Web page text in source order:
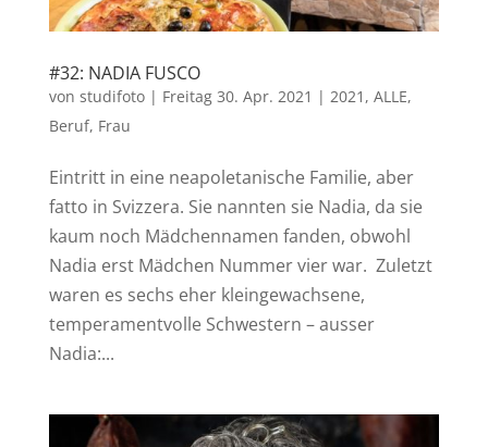
#32: NADIA FUSCO
von studifoto| Freitag 30. Apr. 2021 | 2021 , ALLE,
Beruf, Frau
Eintritt in eine neapoletanische Familie, aber
fatto in Svizzera. Sie nannten sie Nadia, da sie
kaum noch Mädchennamen fanden, obwohl
Nadia erst Mädchen Nummer vier war. Zuletzt
waren es sechs eher kleingewachsene,
temperamentvolle Schwestern – ausser
Nadia:...